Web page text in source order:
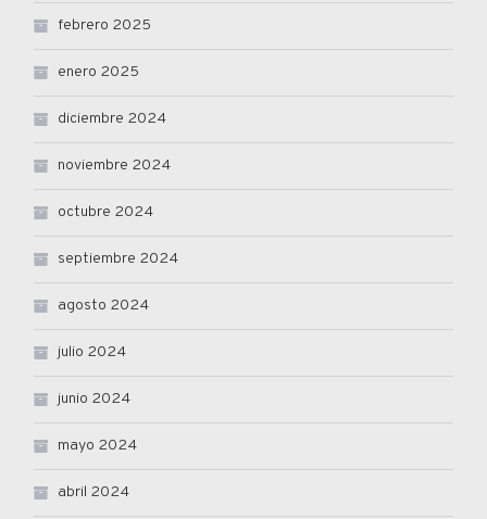
febrero 2025
enero 2025
diciembre 2024
noviembre 2024
octubre 2024
septiembre 2024
agosto 2024
julio 2024
junio 2024
mayo 2024
abril 2024